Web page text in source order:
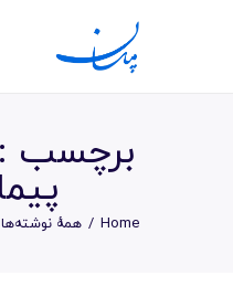
برچسب
Home همهٔ نوشته‌ها